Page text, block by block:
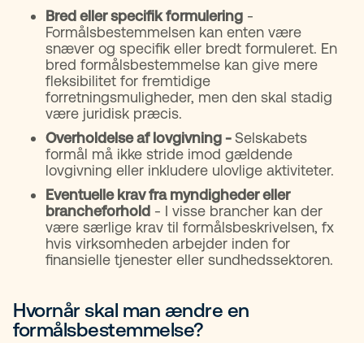
Bred eller specifik formulering -
Formålsbestemmelsen kan enten være
snæver og specifik eller bredt formuleret. En
bred formålsbestemmelse kan give mere
fleksibilitet for fremtidige
forretningsmuligheder, men den skal stadig
være juridisk præcis.
Overholdelse af lovgivning -Selskabets
formål må ikke stride imod gældende
lovgivning eller inkludere ulovlige aktiviteter.
Eventuelle krav fra myndigheder eller
brancheforhold - I visse brancher kan der
være særlige krav til formålsbeskrivelsen, fx
hvis virksomheden arbejder inden for
finansielle tjenester eller sundhedssektoren.
Hvornår skal man ændre en
formålsbestemmelse?​